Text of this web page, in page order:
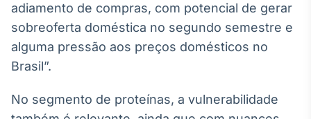
Widgets
Componentes
para conteúdos e
Broadcast
adiamento de compras, com potencial de gerar
sobreoferta doméstica no segundo semestre e
alguma pressão aos preços domésticos no
Brasil”.
No segmento de proteínas, a vulnerabilidade